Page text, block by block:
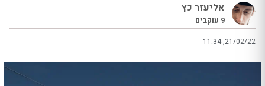
אליעזר כץ
9 עוקבים
11:34 ,21/02/22